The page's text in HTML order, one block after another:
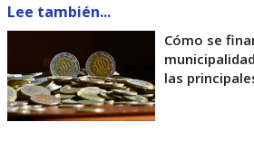
Lee también...
Cómo se
las